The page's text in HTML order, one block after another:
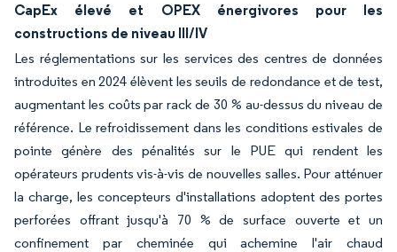
CapEx élevé et OPEX énergivores pour les
constructions de niveau III/IV
Les réglementations sur les services des centres de données
introduites en 2024 élèvent les seuils de redondance et de test,
augmentant les coûts par rack de 30 % au-dessus du niveau de
référence. Le refroidissement dans les conditions estivales de
pointe génère des pénalités sur le PUE qui rendent les
opérateurs prudents vis-à-vis de nouvelles salles. Pour atténuer
la charge, les concepteurs d'installations adoptent des portes
perforées offrant jusqu'à 70 % de surface ouverte et un
confinement par cheminée qui achemine l'air chaud